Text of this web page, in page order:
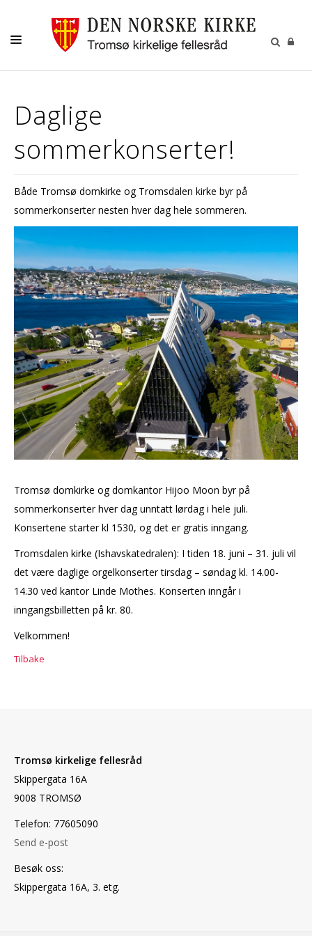
AKTIVITETER OG KONSERTER
VIGSEL
KONTAKT
Daglige
sommerkonserter!
Både Tromsø domkirke og Tromsdalen kirke byr på
sommerkonserter nesten hver dag hele sommeren.
Tromsø domkirke og domkantor Hijoo Moon byr på
sommerkonserter hver dag unntatt lørdag i hele juli.
Konsertene starter kl 1530, og det er gratis inngang.
Tromsdalen kirke (Ishavskatedralen): I tiden 18. juni – 31. juli vil
det være daglige orgelkonserter tirsdag – søndag kl. 14.00-
14.30 ved kantor Linde Mothes. Konserten inngår i
inngangsbilletten på kr. 80.
Velkommen!
Tilbake
Tromsø kirkelige fellesråd
Skippergata 16A
9008 TROMSØ
Telefon: 77605090
Send e-post
Besøk oss:
Skippergata 16A, 3. etg.